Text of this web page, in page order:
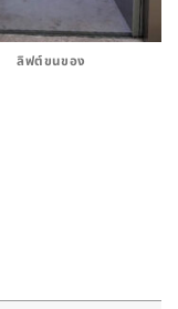
ลิฟต์ขนของ